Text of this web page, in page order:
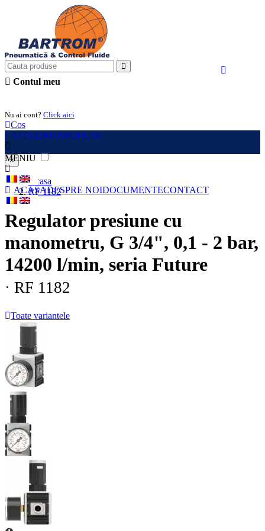
Contul meu
Nu ai cont? Click aici
Cos
CATEGORII PRODUSE
MENIU
ACASADESPRE NOIDOCUMENTECONTACT
×
Acasa
RF 1182
Regulator presiune cu
manometru, G 3/4", 0,1 - 2 bar,
14200 l/min, seria Future
· RF 1182
Toate variantele